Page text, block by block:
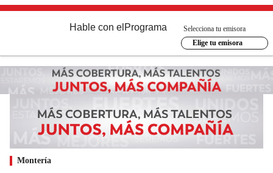
Hable con el Programa
Selecciona tu emisora
Elige tu emisora
Montería